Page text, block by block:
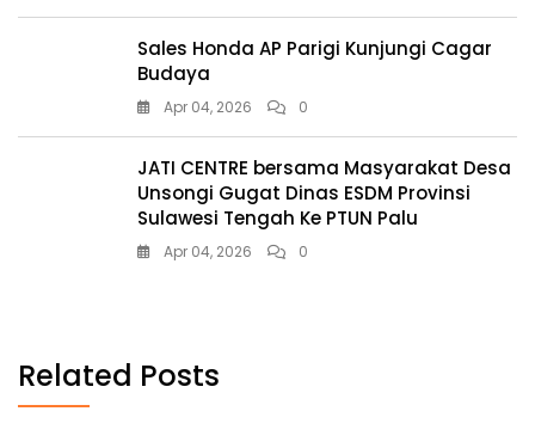
Sales Honda AP Parigi Kunjungi Cagar
Budaya
Apr 04, 2026 0
JATI CENTRE bersama Masyarakat Desa
Unsongi Gugat Dinas ESDM Provinsi
Sulawesi Tengah Ke PTUN Palu
Apr 04, 2026 0
Related Posts